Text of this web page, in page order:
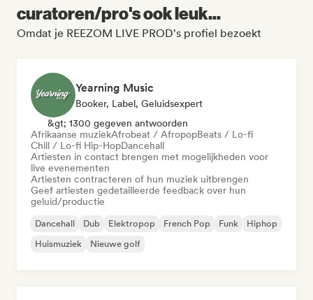
curatoren/pro's ook leuk...
Omdat je REEZOM LIVE PROD's profiel bezoekt
Yearning Music
Booker, Label, Geluidsexpert
&gt; 1300 gegeven antwoorden
Afrikaanse muziekAfrobeat / AfropopBeats / Lo-fi
Chill / Lo-fi Hip-HopDancehall
Artiesten in contact brengen met mogelijkheden voor
live evenementen
Artiesten contracteren of hun muziek uitbrengen
Geef artiesten gedetailleerde feedback over hun
geluid/productie
Dancehall Dub Elektropop French Pop Funk
Hiphop
Huismuziek
Nieuwe golf